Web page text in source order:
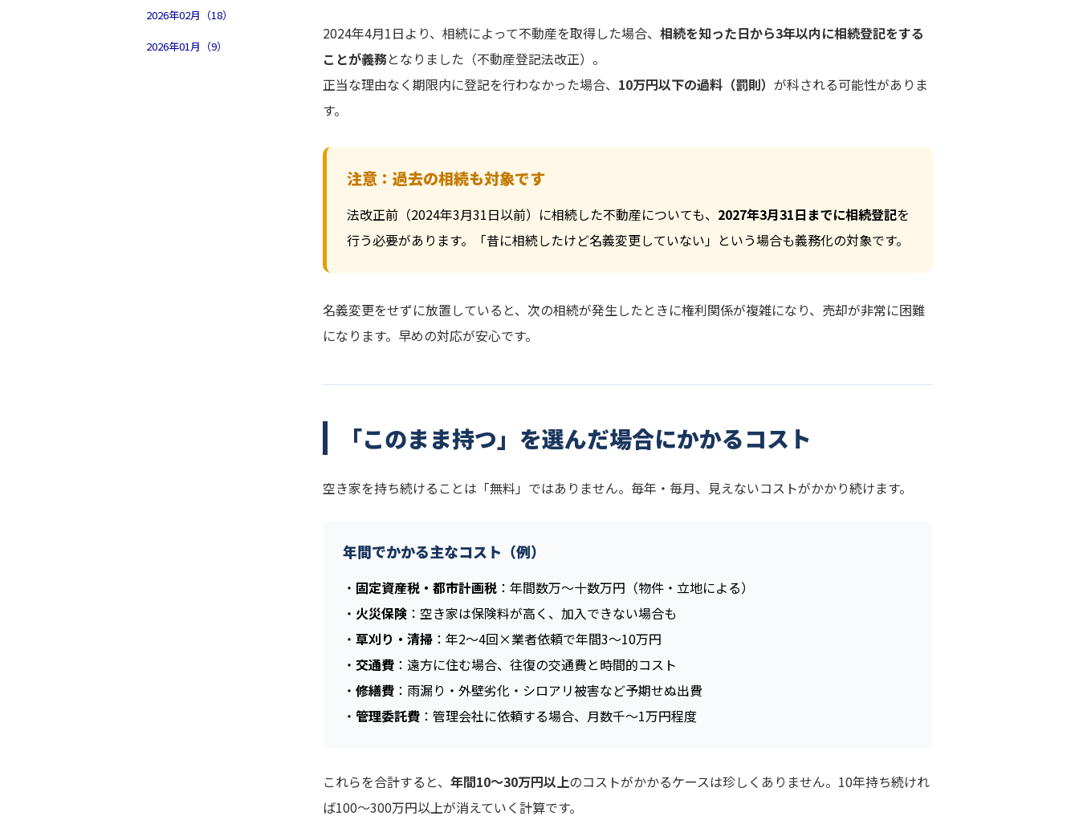
2026年02月（18）
2026年01月（9）
2024年4月1日より、相続によって不動産を取得した場合、 相続を知った日から3年以内に相続登記をする
ことが義務となりました（不動産登記法改正）。
正当な理由なく期限内に登記を行わなかった場合、 10万円以下の過料（罰則） が科される可能性がありま
す。
注意：過去の相続も対象です
法改正前（2024年3月31日以前）に相続した不動産についても、 2027年3月31日までに相続登記を
行う必要があります。「昔に相続したけど名義変更していない」という場合も義務化の対象です。
名義変更をせずに放置していると、次の相続が発生したときに権利関係が複雑になり、売却が非常に困難
になります。早めの対応が安心です。
「このまま持つ」を選んだ場合にかかるコスト
空き家を持ち続けることは「無料」ではありません。毎年・毎月、見えないコストがかかり続けます。
年間でかかる主なコスト（例）
・ 固定資産税・都市計画税 ：年間数万〜十数万円（物件・立地による）
・ 火災保険 ：空き家は保険料が高く、加入できない場合も
・ 草刈り・清掃 ：年2〜4回×業者依頼で年間3〜10万円
・ 交通費 ：遠方に住む場合、往復の交通費と時間的コスト
・ 修繕費 ：雨漏り・外壁劣化・シロアリ被害など予期せぬ出費
・ 管理委託費 ：管理会社に依頼する場合、月数千〜1万円程度
これらを合計すると、 年間10〜30万円以上のコストがかかるケースは珍しくありません。10年持ち続けれ
ば100〜300万円以上が消えていく計算です。